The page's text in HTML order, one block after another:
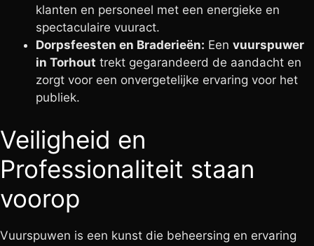
klanten en personeel met een energieke en
spectaculaire vuuract.
Dorpsfeesten en Braderieën: Een vuurspuwer
in Torhout trekt gegarandeerd de aandacht en
zorgt voor een onvergetelijke ervaring voor het
publiek.
Veiligheid en
Professionaliteit staan
voorop
Vuurspuwen is een kunst die beheersing en ervaring